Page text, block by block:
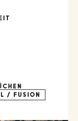
/ FUSION